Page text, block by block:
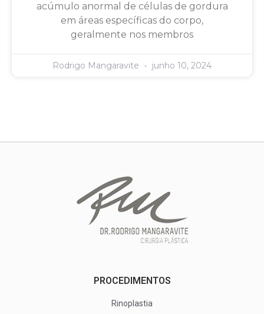
acúmulo anormal de células de gordura
em áreas específicas do corpo,
geralmente nos membros
Rodrigo Mangaravite junho 10, 2024
PROCEDIMENTOS
Rinoplastia